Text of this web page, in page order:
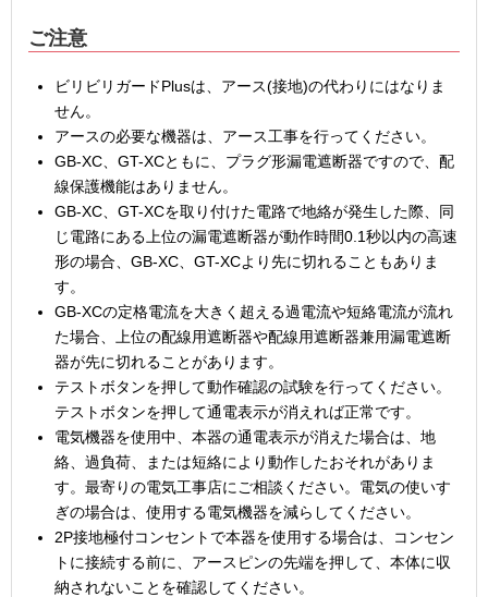
ご注意
ビリビリガードPlusは、アース(接地)の代わりにはなりま
せん。
アースの必要な機器は、アース工事を行ってください。
GB-XC、GT-XCともに、プラグ形漏電遮断器ですので、配
線保護機能はありません。
GB-XC、GT-XCを取り付けた電路で地絡が発生した際、同
じ電路にある上位の漏電遮断器が動作時間0.1秒以内の高速
形の場合、GB-XC、GT-XCより先に切れることもありま
す。
GB-XCの定格電流を大きく超える過電流や短絡電流が流れ
た場合、上位の配線用遮断器や配線用遮断器兼用漏電遮断
器が先に切れることがあります。
テストボタンを押して動作確認の試験を行ってください。
テストボタンを押して通電表示が消えれば正常です。
電気機器を使用中、本器の通電表示が消えた場合は、地
絡、過負荷、または短絡により動作したおそれがありま
す。最寄りの電気工事店にご相談ください。電気の使いす
ぎの場合は、使用する電気機器を減らしてください。
2P接地極付コンセントで本器を使用する場合は、コンセン
トに接続する前に、アースピンの先端を押して、本体に収
納されないことを確認してください。